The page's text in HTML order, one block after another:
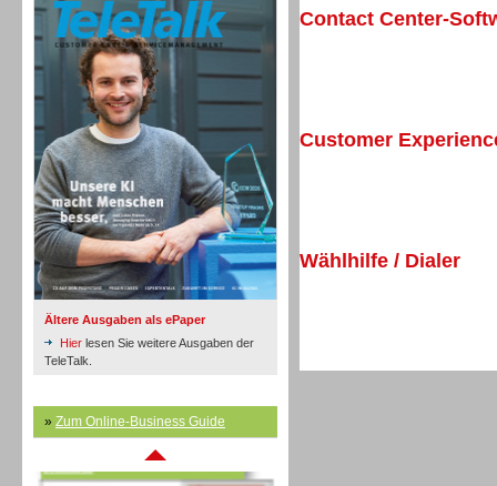
Ältere Ausgaben als ePaper
Hier lesen Sie weitere Ausgaben der
TeleTalk.
» Zum Online-Business Guide
Inbound
Inbound
Contact Center-
Customer
Wählhilfe / Dialer